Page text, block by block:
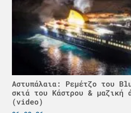
Αστυπάλαια: Ρεμέτζο του
σκιά του Κάστρου & μαζική
(video)